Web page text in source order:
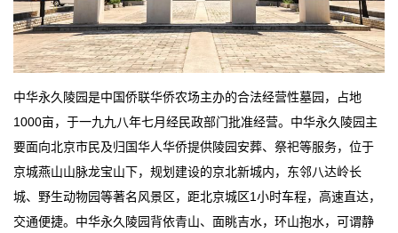
中华永久陵园是中国侨联华侨农场主办的合法经营性墓园，占地
1000亩，于一九九八年七月经民政部门批准经营。中华永久陵园主
要面向北京市民及归国华人华侨提供陵园安葬、祭祀等服务，位于
京城燕山山脉龙宝山下，规划建设的京北新城内，东邻八达岭长
城、野生动物园等著名风景区，距北京城区1小时车程，高速直达，
交通便捷。中华永久陵园背依青山、面眺吉水，环山抱水，可谓静